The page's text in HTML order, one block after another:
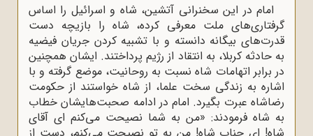
امام در این سخنرانی آتشین، شاه و اسرائیل را اساس
گرفتاری‌های ملت معرفی کرده، شاه را بازیچه دست
قدرت‌های بیگانه دانسته و با تشبیه کردن جریان فیضیه
به حادثه کربلا، به انتقاد از رژیم پرداختند. ایشان همچنین
در برابر اتهامات شاه نسبت به روحانیت، موضع گرفته و با
اشاره به زندگی سخت علما، از شاه خواستند از حکومت
رضاشاه عبرت بگیرد. امام در ادامه صحبت‌هایشان خطاب
به شاه فرمودند: «من به شما نصیحت می‌کنم ای آقای